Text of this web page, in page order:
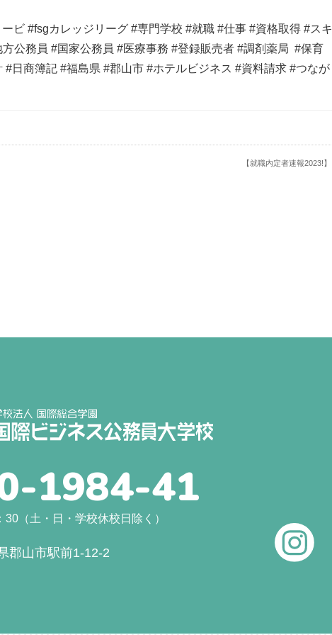
ビ #fsgカレッジリーグ #専門学校 #就職 #仕事 #資格取得 #スキ
公務員 #国家公務員 #医療事務 #登録販売者 #調剤薬局 #保育
日商簿記 #福島県 #郡山市 #ホテルビジネス #資料請求 #つなが
【就職内定者速報2023!】
1984-41
（土・日・学校休校日除く）
郡山市駅前1-12-2